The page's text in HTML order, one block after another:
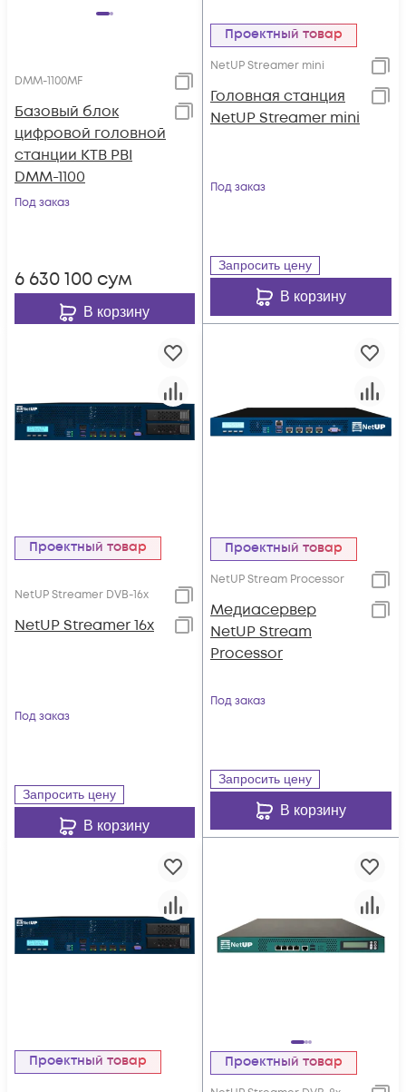
DMM-1100MF
Базовый блок
цифровой головной
станции КТВ PBI
DMM-1100
Под заказ
6 630 100 сум
В корзину
Проектный товар
NetUP Streamer mini
Головная станция
NetUP Streamer mini
Под заказ
Запросить цену
В корзину
Проектный товар
NetUP Streamer DVB-16x
NetUP Streamer 16x
Под заказ
Запросить цену
В корзину
Проектный товар
NetUP Stream Processor
Медиасервер
NetUP Stream
Processor
Под заказ
Запросить цену
В корзину
Проектный товар Проектный товар